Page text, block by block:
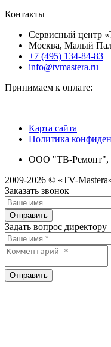
Контакты
Сервисный центр
Москва, Малый
+7 (495) 134-84-83
info@tvmastera.ru
Принимаем к оплате:
Карта сайта
Политика
ООО "ТВ-Ремонт",
2009-2026 © «TV-
Заказать звонок
Отправить
Задать вопрос директору
Отправить